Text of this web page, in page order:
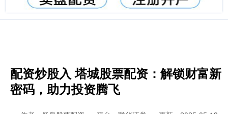
配资炒股入 塔城股票配资：解锁财富新
密码，助力投资腾飞